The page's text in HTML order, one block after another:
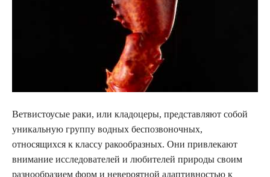
Ветвистоусые раки, или кладоцеры, представляют собой
уникальную группу водных беспозвоночных,
относящихся к классу ракообразных. Они привлекают
внимание исследователей и любителей природы своим
разнообразием форм и невероятной адаптивностью к